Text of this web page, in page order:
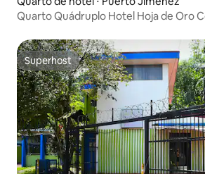
Quarto Quádruplo Hotel Hoja de Oro
Superhost
Superhost